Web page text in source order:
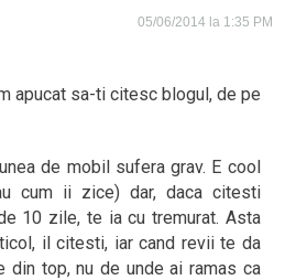
05/06/2014 la 1:35 PM
apucat sa-ti citesc blogul, de pe
de mobil sufera grav. E cool
cum ii zice) dar, daca citesti
10 zile, te ia cu tremurat. Asta
il citesti, iar cand revii te da
din top, nu de unde ai ramas ca